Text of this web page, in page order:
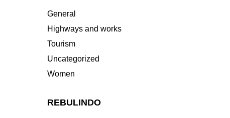
General
Highways and works
Tourism
Uncategorized
Women
REBULINDO